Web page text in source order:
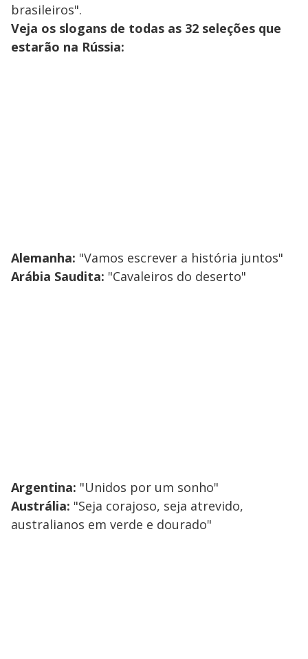
brasileiros".
Veja os slogans de todas as 32 seleções que
estarão na Rússia:
Alemanha: "Vamos escrever a história juntos"
Arábia Saudita: "Cavaleiros do deserto"
Argentina: "Unidos por um sonho"
Austrália: "Seja corajoso, seja atrevido,
australianos em verde e dourado"